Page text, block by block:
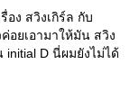
ง สวิงเกิร์ล กับ
อยเอามาให้มัน สวิง
D นี่ผมยังไม่ได้